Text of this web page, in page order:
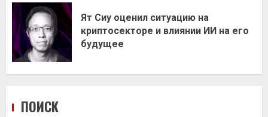
Ят Сиу оценил ситуацию на
криптосекторе и влиянии ИИ на его
будущее
ПОИСК